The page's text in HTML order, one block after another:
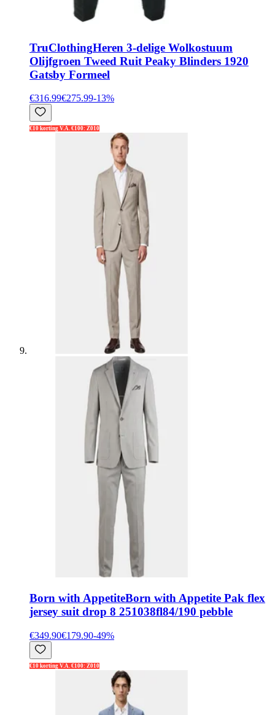
TruClothingHeren 3-delige Wolkostuum
Olijfgroen Tweed Ruit Peaky Blinders 1920
Gatsby Formeel
€316.99€275.99-13%
€10 korting V.A. €100: Z010
Born with AppetiteBorn with Appetite Pak flex
jersey suit drop 8 251038fl84/190 pebble
€349.90€179.90-49%
€10 korting V.A. €100: Z010